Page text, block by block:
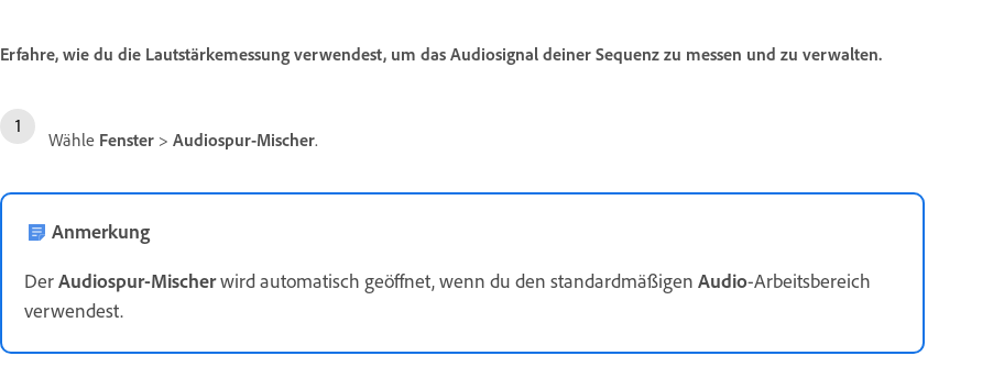
Erfahre, wie du die Lautstärkemessung verwendest, um das Audiosignal deiner Sequenz zu messen und zu verwalten.
Wähle Fenster > Audiospur-Mischer.
Anmerkung
DerAudiospur-Mischerwird automatisch geöffnet, wenn du den standardmäßigen Audio-Arbeitsbereich
verwendest.